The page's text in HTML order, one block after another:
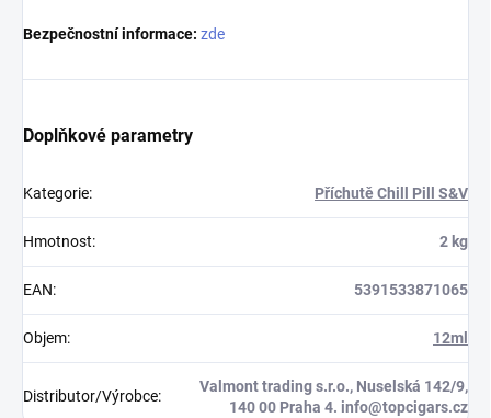
Bezpečnostní informace: zde
Doplňkové parametry
Kategorie: Příchutě Chill Pill S&V
Hmotnost: 2 kg
EAN: 5391533871065
Objem: 12ml
Distributor/Výrobce:
Valmont trading s.r.o., Nuselská 142/9,
140 00 Praha 4. info@topcigars.cz